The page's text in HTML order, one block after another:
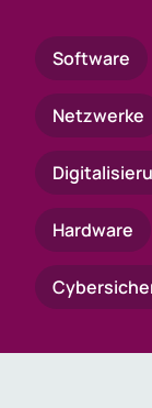
Software
Netzwerke
Hardware